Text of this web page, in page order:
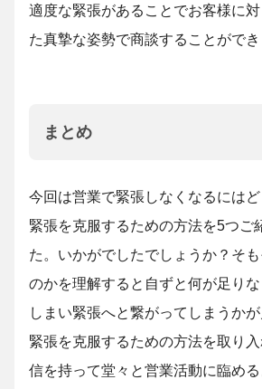
適度な緊張があることでお客様に
た真摯な姿勢で商談することができ
まとめ
今回は営業で緊張しなくなるにはど
緊張を克服するための方法を5つご
た。いかがでしたでしょうか？そ
のかを理解すると自ずと何が足り
しまい緊張へと繋がってしまうかが
緊張を克服するための方法を取り
信を持って堂々と営業活動に臨める